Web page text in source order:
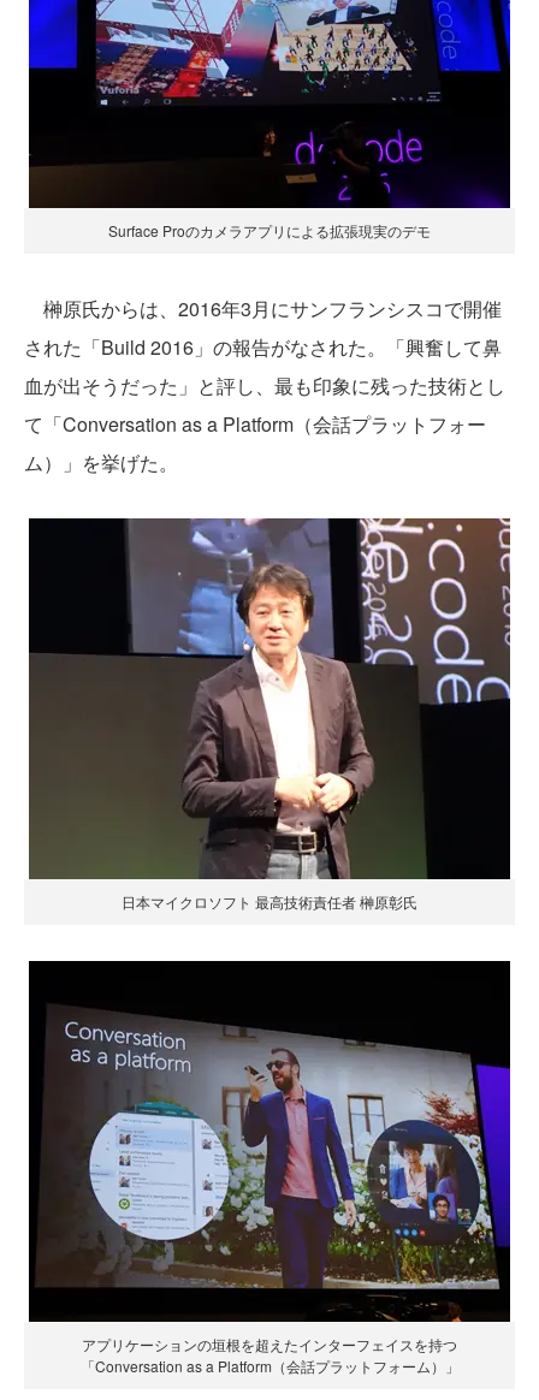
Surface Proのカメラアプリによる拡張現実のデモ
榊原氏からは、2016年3月にサンフランシスコで開催
された「Build 2016」の報告がなされた。「興奮して鼻
血が出そうだった」と評し、最も印象に残った技術とし
て「Conversation as a Platform（会話プラットフォー
ム）」を挙げた。
日本マイクロソフト 最高技術責任者 榊原彰氏
アプリケーションの垣根を超えたインターフェイスを持つ
「Conversation as a Platform（会話プラットフォーム）」